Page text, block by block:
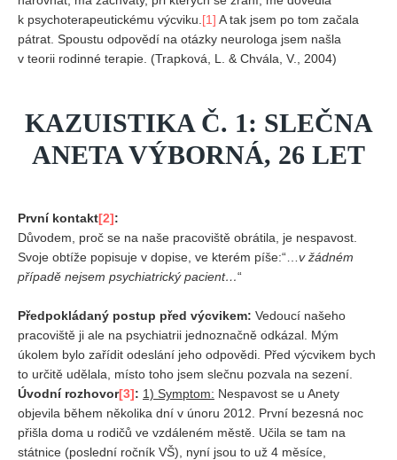
k psychoterapeutickému výcviku. [1] A tak jsem po tom začala
pátrat. Spoustu odpovědí na otázky neurologa jsem našla
v teorii rodinné terapie. (Trapková, L. & Chvála, V., 2004)
KAZUISTIKA Č. 1: SLEČNA
ANETA VÝBORNÁ, 26 LET
První kontakt[2]:
Důvodem, proč se na naše pracoviště obrátila, je nespavost.
Svoje obtíže popisuje v dopise, ve kterém píše:“… v žádném
případě nejsem psychiatrický pacient…“
Předpokládaný postup před výcvikem: Vedoucí našeho
pracoviště ji ale na psychiatrii jednoznačně odkázal. Mým
úkolem bylo zařídit odeslání jeho odpovědi. Před výcvikem bych
to určitě udělala, místo toho jsem slečnu pozvala na sezení.
Úvodní rozhovor[3]: 1) Symptom: Nespavost se u Anety
objevila během několika dní v únoru 2012. První bezesná noc
přišla doma u rodičů ve vzdáleném městě. Učila se tam na
státnice (poslední ročník VŠ), nyní jsou to už 4 měsíce,